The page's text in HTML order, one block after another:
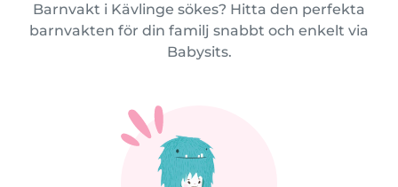
Barnvakt i Kävlinge sökes? Hitta den perfekta
barnvakten för din familj snabbt och enkelt via
Babysits.